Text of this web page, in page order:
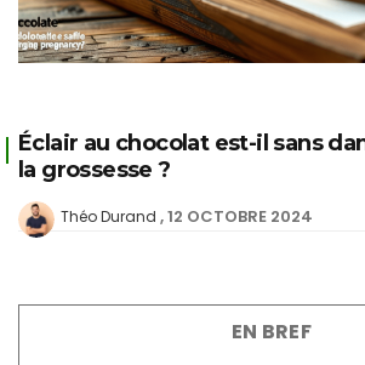
Éclair au chocolat est-il sans
la grossesse ?
Théo Durand 12 OCTOBRE 2024
EN BREF